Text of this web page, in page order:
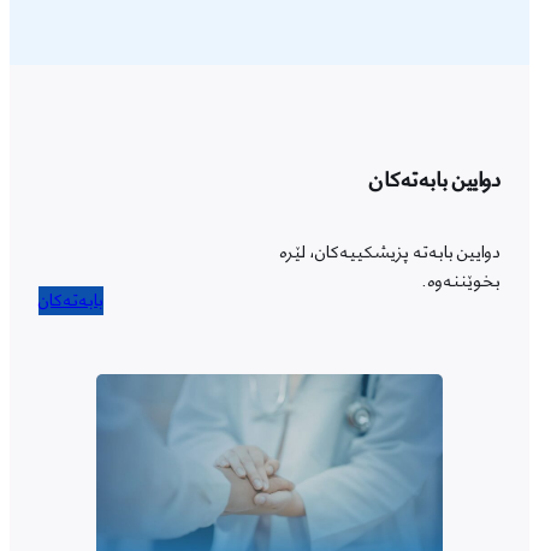
دوایین بابەتەکان
دوایین بابەتە پزیشکییەکان، لێرە
بخوێننەوە.
بابەتەکان